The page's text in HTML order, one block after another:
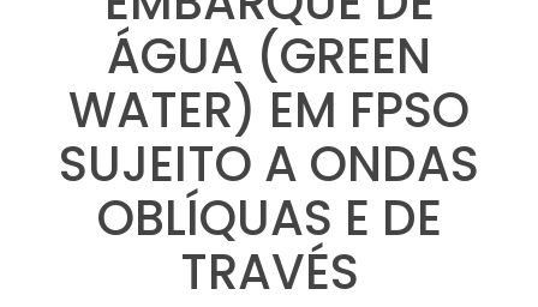
ÁGUA (GREEN
WATER) EM FPSO
SUJEITO A ONDAS
OBLÍQUAS E DE
TRAVÉS